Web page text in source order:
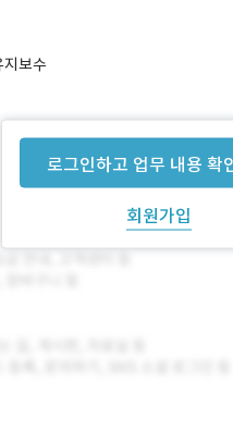
로그인하고 업무 내용 확
회원가입
보수